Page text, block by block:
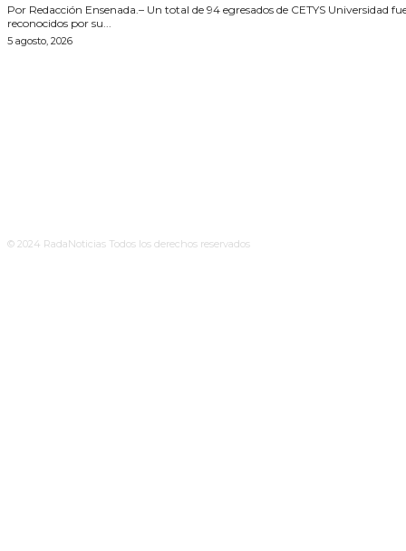
Por Redacción Ensenada.– Un total de 94 egresados de CETYS Universidad
reconocidos por su...
5 agosto, 2026
© 2024 RadaNoticias Todos los derechos reservados